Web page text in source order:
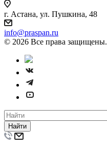
г. Астана, ул. Пушкина, 48
info@praspan.ru
© 2026 Все права защищены.
Найти